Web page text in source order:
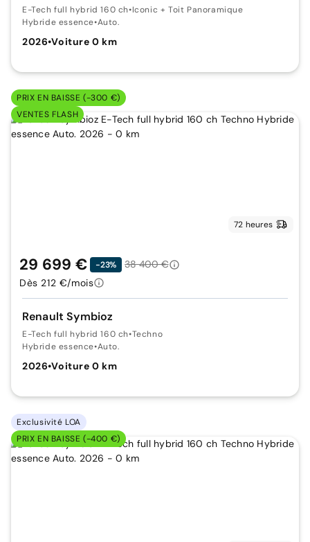
E-Tech full hybrid 160 ch•Iconic + Toit Panoramique
Hybride essence•Auto.
2026•Voiture 0 km
PRIX EN BAISSE (-300 €)
VENTES FLASH
72 heures
Renault Symbioz
E-Tech full hybrid 160 ch•Techno
Hybride essence•Auto.
2026•Voiture 0 km
29 699 € -23%
38 400 €
Dès 212 €/mois
Exclusivité LOA
PRIX EN BAISSE (-400 €)